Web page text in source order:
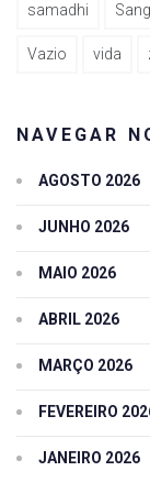
samadhi
Vazio vida
NAVEGAR
AGOSTO 2026
JUNHO 2026
MAIO 2026
ABRIL 2026
MARÇO 2026
FEVEREIRO
JANEIRO 2026